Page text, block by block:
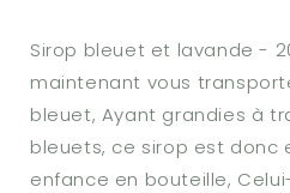
Sirop bleuet et lavande -
maintenant vous
bleuet, Ayant grandies à
bleuets, ce sirop est donc
enfance en bouteille,